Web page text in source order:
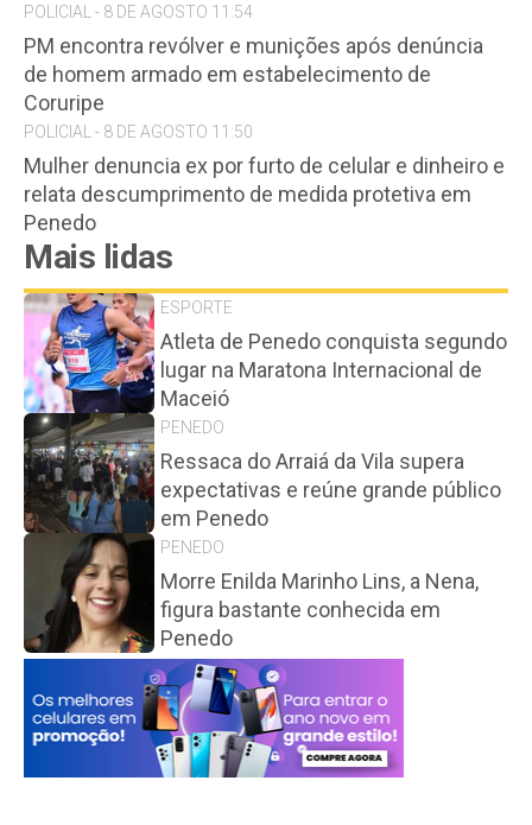
POLICIAL - 8 DE AGOSTO 11:54
PM encontra revólver e munições após denúncia
de homem armado em estabelecimento de
Coruripe
POLICIAL - 8 DE AGOSTO 11:50
Mulher denuncia ex por furto de celular e dinheiro e
relata descumprimento de medida protetiva em
Penedo
Mais lidas
ESPORTE
Atleta de Penedo conquista segundo
lugar na Maratona Internacional de
Maceió
PENEDO
Ressaca do Arraiá da Vila supera
expectativas e reúne grande público
em Penedo
PENEDO
Morre Enilda Marinho Lins, a Nena,
figura bastante conhecida em
Penedo